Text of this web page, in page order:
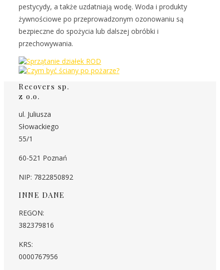
pestycydy, a także uzdatniają wodę. Woda i produkty
żywnościowe po przeprowadzonym ozonowaniu są
bezpieczne do spożycia lub dalszej obróbki i
przechowywania.
Recovers sp.
z o.o.
ul. Juliusza
Słowackiego
55/1
60-521 Poznań
NIP: 7822850892
INNE DANE
REGON:
382379816
KRS:
0000767956